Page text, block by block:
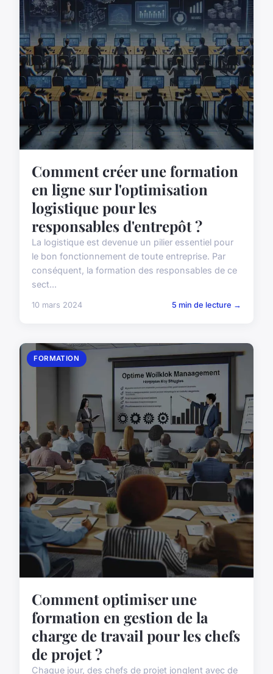
Comment créer une formation
en ligne sur l'optimisation
logistique pour les
responsables d'entrepôt ?
La logistique est devenue un pilier essentiel pour
le bon fonctionnement de toute entreprise. Par
conséquent, la formation des responsables de ce
sect...
10 mars 2024 5 min de lecture →
FORMATION
Comment optimiser une
formation en gestion de la
charge de travail pour les chefs
de projet ?
Chaque jour, des chefs de projet jonglent avec de